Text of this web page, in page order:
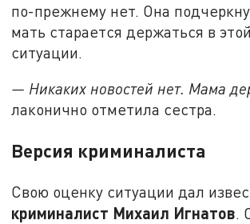
по-прежнему нет. Она
мать старается держаться в
ситуации.
— Никаких новостей нет. Мама
лаконично отметила сестра.
Версия криминалиста
Свою оценку ситуации дал
криминалист Михаил Игнатов.